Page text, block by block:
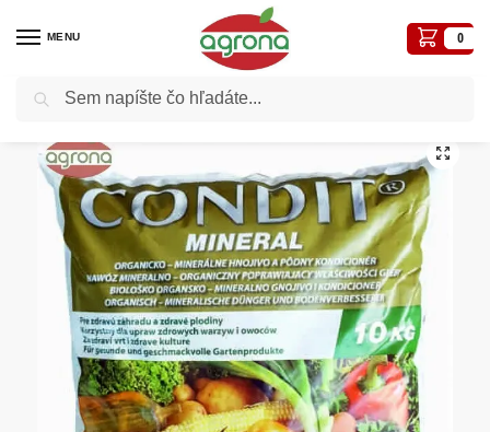
MENU 0
Domov Hnojivá / Hnojivá biologické / Condit minerál 10kg hnojivo so zeolitom, organické hnojivo pre biopestovanie